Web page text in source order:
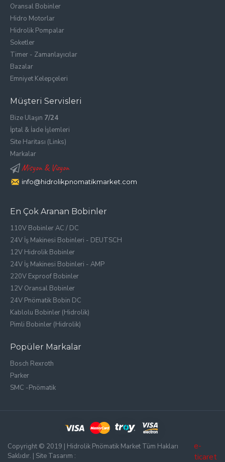
Oransal Bobinler
Hidro Motorlar
Hidrolik Pompalar
Soketler
Timer - Zamanlayıcılar
Bazalar
Emniyet Kelepçeleri
Müşteri Servisleri
Bize Ulaşın 7/24
İptal & İade İşlemleri
Site Haritası (Links)
Markalar
Misyon & Vizyon
info@hidrolikpnomatikmarket.com
En Çok Aranan Bobinler
110V Bobinler AC / DC
24V İş Makinesi Bobinleri - DEUTSCH
12V Hidrolik Bobinler
24V İş Makinesi Bobinleri - AMP
220V Exproof Bobinler
12V Oransal Bobinler
24V Pnömatik Bobin DC
Kablolu Bobinler (Hidrolik)
Pimli Bobinler (Hidrolik)
Popüler Markalar
Bosch Rexroth
Parker
SMC -Pnömatik
Copyright © 2019 | Hidrolik Pnömatik Market Tüm Hakları
Saklıdır. | Site Tasarım :
e-
ticaret